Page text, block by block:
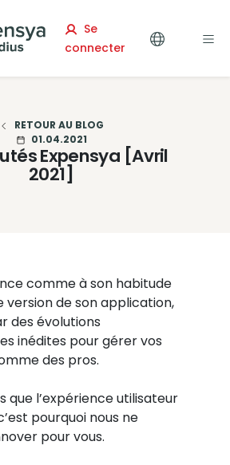
Expensya
Se
connecter
RETOUR AU BLOG
01.04.2021
Expensya [Avril
2021]
comme à son habitude
version de son application,
des évolutions
inédites pour gérer vos
des pros.
que l’expérience utilisateur
pourquoi nous ne
pour vous.